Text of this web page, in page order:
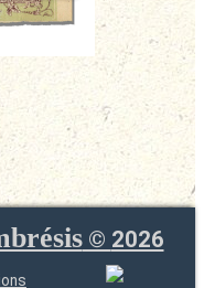
© 2026